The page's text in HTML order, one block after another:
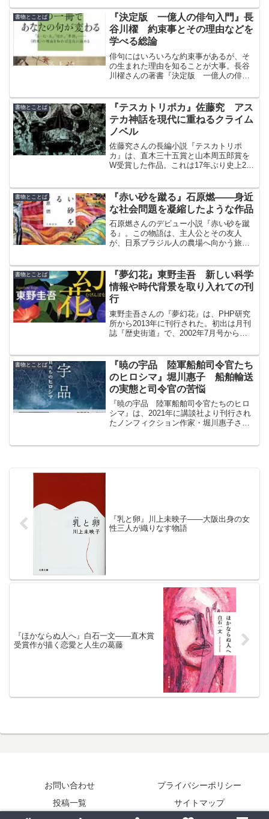
ん、基本をマスターしたい方におすすめ
の本である。
書物とことば
『決定版 一億人の俳句入門』長
谷川櫂 約束事とその理由などを
学べる総論
俳句にはいろいろな約束事があるが、そ
の生まれた理由を知ることが大事。長谷
川櫂さんの著書『決定版 一億人の俳句
う問題や、歳時記と暦、日本語の構造に
ついても取り上げている。
書物とことば
『テスカトリポカ』佐藤究 アス
テカ神話を現代に重ねるクライム
ノベル
佐藤究さんの長編小説『テスカトリポ
カ』は、直木三十五賞と山本周五郎賞を
W受賞した作品。これは17年ぶり史上2度
で描写することに妥協しなかったことが
窺える。
書物とことば
『赤い砂を蹴る』石原燃――身近
な社会問題を凝縮したような作品
石原燃さんのデビュー小説『赤い砂を蹴
る』。この物語は、主人公とその友人
が、日系ブラジル人の農場へ向かう旅の
書物とことば
『夢幻花』東野圭吾 新しい科学
情報や時代背景を取り入れての刊
行
東野圭吾さんの『夢幻花』は、PHP研究
所から2013年に刊行された。初出は月刊
誌『歴史街道』で、2002年7月号から
に書き直したうえでの単行本刊行であっ
た。
書物とことば
『暁の宇品 陸軍船舶司令官たち
のヒロシマ』堀川惠子 船舶輸送
の実態と司令官の苦悩
『暁の宇品 陸軍船舶司令官たちのヒロ
シマ』は、2021年に講談社より刊行され
たノンフィクション作家・堀川惠子さん
『乳と卵』川上未映子――大阪出身の女
性三人が織りなす物語
『ほかならぬ人へ』白石一文――直木賞
受賞作が描く恋愛と人生の葛藤
お問い合わせ
プライバシーポリシー
投稿一覧
サイトマップ